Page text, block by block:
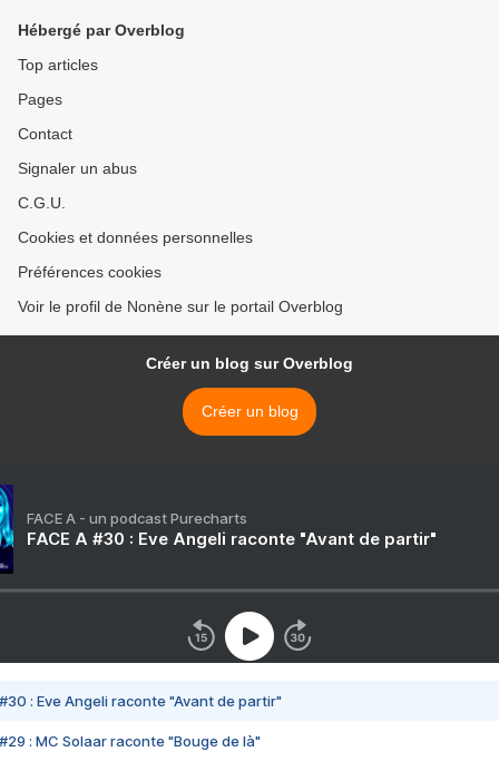
Hébergé par Overblog
Top articles
Pages
Contact
Signaler un abus
C.G.U.
Cookies et données personnelles
Préférences cookies
Voir le profil de Nonène sur le portail Overblog
Créer un blog sur Overblog
Créer un blog
FACE A - un podcast Purecharts
FACE A #30 : Eve Angeli raconte "Avant de partir"
#30 : Eve Angeli raconte "Avant de partir"
#29 : MC Solaar raconte "Bouge de là"